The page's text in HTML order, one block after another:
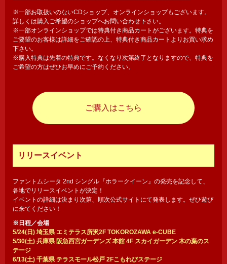
※一部お取扱いのないCDショップ、オンラインショップもございます。
詳しくは購入ご希望のショップへお問い合わせ下さい。
※一部オンラインショップでは特典付き商品カートがございます。特典を
ご要望のお客様は詳細をご確認の上、特典付き商品カートよりお買い求め
下さい。
※購入特典は先着の特典です。なくなり次第終了となりますので、特典を
ご希望の方はぜひお早めにご予約ください。
ご購入はこちら
リリースイベント
ファントムシータ 2nd シングル『ホラークイーン』の発売を記念して、
各地でリリースイベントが決定！
イベントの詳細は決まり次第、順次公式サイトにて発表します。ぜひ遊び
に来てください！
※日程／会場
5/24(日) 埼玉県 エミテラス所沢2F TOKOROZAWA e-CUBE
5/30(土) 兵庫県 阪急西宮ガーデンズ 本館 4F スカイガーデン 木の葉のス
テージ
6/13(土) 千葉県 テラスモール松戸 2Fこもれびステージ